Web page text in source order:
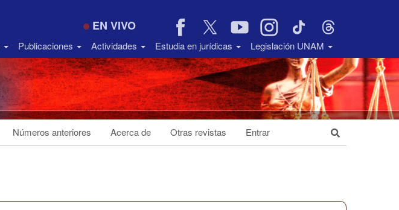
EN VIVO
Publicaciones Actividades Estudia en jurídicas Legislación UNAM
Números anteriores Acerca de Otras revistas Entrar